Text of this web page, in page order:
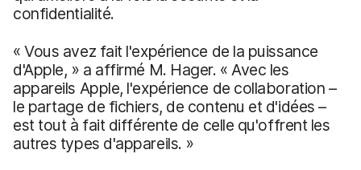
confidentialité.
« Vous avez fait l'expérience de la puissance
d'Apple, » a affirmé M. Hager. « Avec les
appareils Apple, l'expérience de collaboration –
le partage de fichiers, de contenu et d'idées –
est tout à fait différente de celle qu'offrent les
autres types d'appareils. »